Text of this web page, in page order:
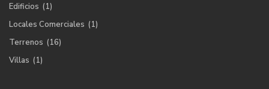
Edificios (1)
Locales Comerciales (1)
Terrenos (16)
Villas (1)